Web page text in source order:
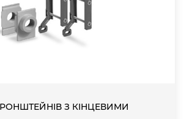
З КІНЦЕВИМИ